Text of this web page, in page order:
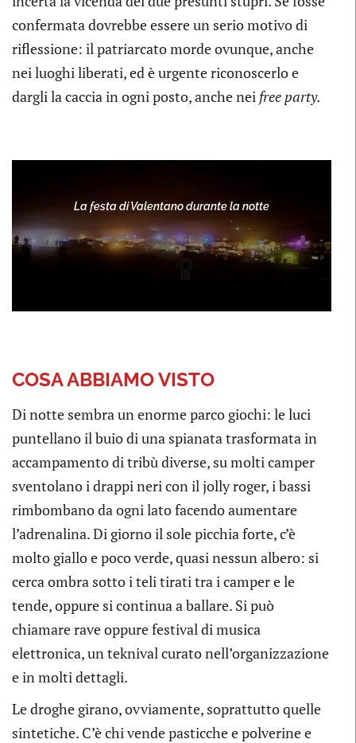
confermata dovrebbe essere un serio motivo di
riflessione: il patriarcato morde ovunque, anche
nei luoghi liberati, ed è urgente riconoscerlo e
dargli la caccia in ogni posto, anche nei free party.
La festa di Valentano durante la notte
COSA ABBIAMO VISTO
Di notte sembra un enorme parco giochi: le luci
puntellano il buio di una spianata trasformata in
accampamento di tribù diverse, su molti camper
sventolano i drappi neri con il jolly roger, i bassi
rimbombano da ogni lato facendo aumentare
l’adrenalina. Di giorno il sole picchia forte, c’è
molto giallo e poco verde, quasi nessun albero: si
cerca ombra sotto i teli tirati tra i camper e le
tende, oppure si continua a ballare. Si può
chiamare rave oppure festival di musica
elettronica, un teknival curato nell’organizzazione
e in molti dettagli.
Le droghe girano, ovviamente, soprattutto quelle
sintetiche. C’è chi vende pasticche e polverine e